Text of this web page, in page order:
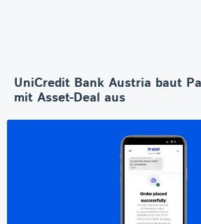
UniCredit Bank Austria baut
mit Asset-Deal aus